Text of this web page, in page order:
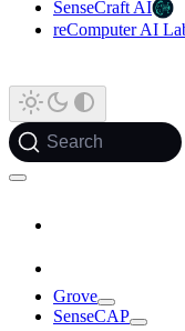
SenseCraft AI
reComputer AI
Search
Grove
SenseCAP